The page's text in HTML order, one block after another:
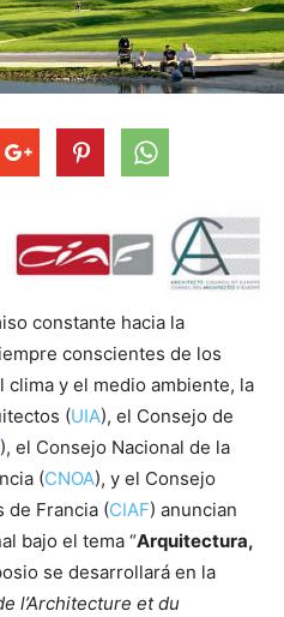
constante hacia la
conscientes de los
y el medio ambiente, la
(UIA), el Consejo de
), el Consejo Nacional de la
(CNOA), y el Consejo
de Francia (CIAF) anuncian
bajo el tema “Arquitectura,
se desarrollará en la
l’Architecture et du